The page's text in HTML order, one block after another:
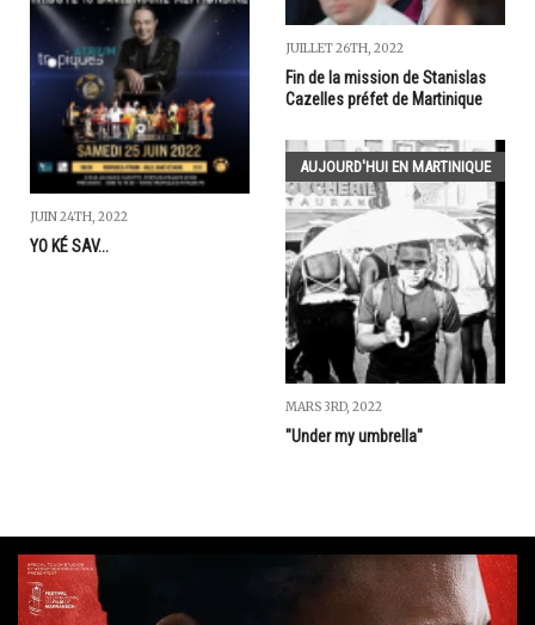
JUIN 24TH, 2022
YO KÉ SAV...
JUILLET 26TH, 2022
Fin de la mission de Stanislas
Cazelles préfet de Martinique
AUJOURD'HUI EN MARTINIQUE
MARS 3RD, 2022
"Under my umbrella"